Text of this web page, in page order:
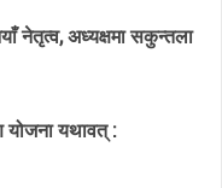
नेतृत्व, अध्यक्षमा सकुन्तला
योजना यथावत् :